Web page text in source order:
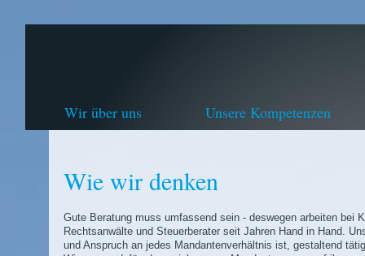
Wir über uns Unsere Kompetenzen
Wie wir denken
Gute Beratung muss umfassend sein - deswegen arbeiten bei
Rechtsanwälte und Steuerberater seit Jahren Hand in Hand.
und Anspruch an jedes Mandantenverhältnis ist, gestaltend